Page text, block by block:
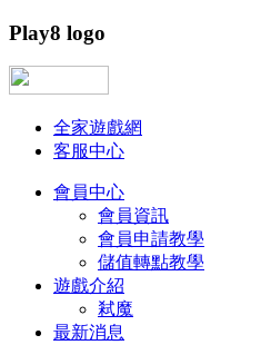
Play8 logo
全家遊戲網
客服中心
會員中心
會員資訊
會員申請教學
儲值轉點教學
遊戲介紹
弒魔
最新消息